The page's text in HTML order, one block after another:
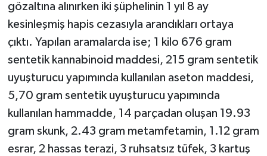
gözaltına alınırken iki şüphelinin 1 yıl 8 ay
kesinleşmiş hapis cezasıyla arandıkları ortaya
çıktı. Yapılan aramalarda ise; 1 kilo 676 gram
sentetik kannabinoid maddesi, 215 gram sentetik
uyuşturucu yapımında kullanılan aseton maddesi,
5,70 gram sentetik uyuşturucu yapımında
kullanılan hammadde, 14 parçadan oluşan 19.93
gram skunk, 2.43 gram metamfetamin, 1.12 gram
esrar, 2 hassas terazi, 3 ruhsatsız tüfek, 3 kartuş